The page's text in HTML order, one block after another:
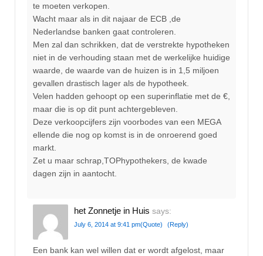
te moeten verkopen.
Wacht maar als in dit najaar de ECB ,de
Nederlandse banken gaat controleren.
Men zal dan schrikken, dat de verstrekte hypotheken
niet in de verhouding staan met de werkelijke huidige
waarde, de waarde van de huizen is in 1,5 miljoen
gevallen drastisch lager als de hypotheek.
Velen hadden gehoopt op een superinflatie met de €,
maar die is op dit punt achtergebleven.
Deze verkoopcijfers zijn voorbodes van een MEGA
ellende die nog op komst is in de onroerend goed
markt.
Zet u maar schrap,TOPhypothekers, de kwade
dagen zijn in aantocht.
het Zonnetje in Huis says:
July 6, 2014 at 9:41 pm(Quote) (Reply)
Een bank kan wel willen dat er wordt afgelost, maar